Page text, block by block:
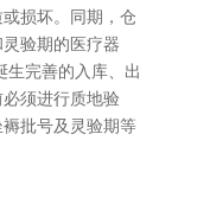
损坏。同期，仓
验期的医疗器
生完善的入库、出
须进行质地验
批号及灵验期等